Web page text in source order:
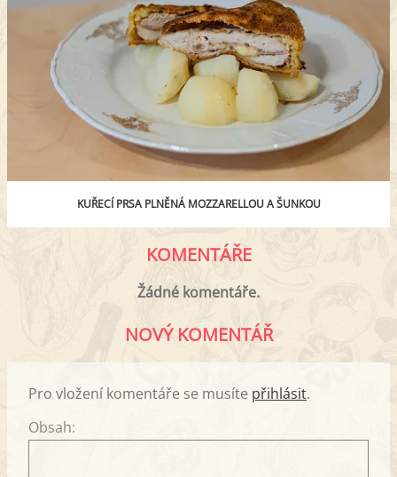
KUŘECÍ PRSA PLNĚNÁ MOZZARELLOU A ŠUNKOU
KOMENTÁŘE
Žádné komentáře.
NOVÝ KOMENTÁŘ
Pro vložení komentáře se musíte přihlásit.
Obsah: